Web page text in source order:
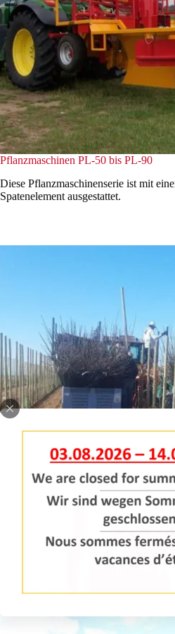
Pflanzmaschinen PL-50 bis PL-90
Diese Pflanzmaschinenserie ist mit
Spatenelement ausgestattet.
Pflanzmaschine PL-40 F1
Die Pflanzmaschine PL-40 F1,
Obstbäumen mit Holzpfählen auf GPS